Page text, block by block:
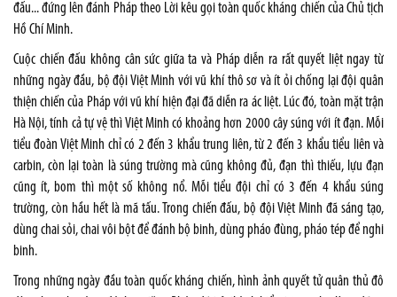
đấu... đứng lên đánh Pháp theo Lời kêu gọi toàn quốc kháng chiến của Chủ tịch
Hồ Chí Minh.
Cuộc chiến đấu không cân sức giữa ta và Pháp diễn ra rất quyết liệt ngay từ
những ngày đầu, bộ đội Việt Minh với vũ khí thô sơ và ít ỏi chống lại đội quân
thiện chiến của Pháp với vũ khí hiện đại đã diễn ra ác liệt. Lúc đó, toàn mặt trận
Hà Nội, tính cả tự vệ thì Việt Minh có khoảng hơn 2000 cây súng với ít đạn. Mỗi
tiểu đoàn Việt Minh chỉ có 2 đến 3 khẩu trung liên, từ 2 đến 3 khẩu tiểu liên và
carbin, còn lại toàn là súng trường mà cũng không đủ, đạn thì thiếu, lựu đạn
cũng ít, bom thì một số không nổ. Mỗi tiểu đội chỉ có 3 đến 4 khẩu súng
trường, còn hầu hết là mã tấu. Trong chiến đấu, bộ đội Việt Minh đã sáng tạo,
dùng chai sỏi, chai vôi bột để đánh bộ binh, dùng pháo đùng, pháo tép để nghi
binh.
Trong những ngày đầu toàn quốc kháng chiến, hình ảnh quyết tử quân thủ đô